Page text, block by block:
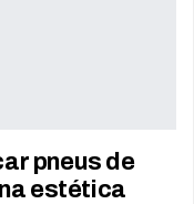
pneus de
estética